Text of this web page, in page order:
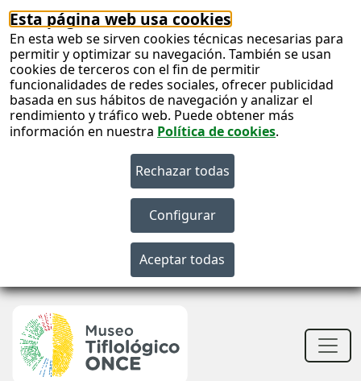
Esta página web usa cookies
En esta web se sirven cookies técnicas necesarias para
permitir y optimizar su navegación. También se usan
cookies de terceros con el fin de permitir
funcionalidades de redes sociales, ofrecer publicidad
basada en sus hábitos de navegación y analizar el
rendimiento y tráfico web. Puede obtener más
información en nuestra Política de cookies.